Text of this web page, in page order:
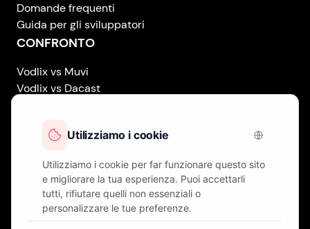
Domande frequenti
Guida per gli sviluppatori
CONFRONTO
Vodlix vs Muvi
Vodlix vs Dacast
Vodlix vs Brightcove
Vodlix on LinkedIn
Vodlix on Facebook
Vodlix on X (Twitter)
Vodlix on Instagram